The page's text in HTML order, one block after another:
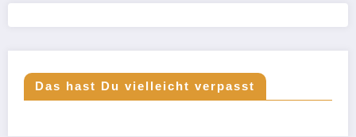
Das hast Du vielleicht verpasst